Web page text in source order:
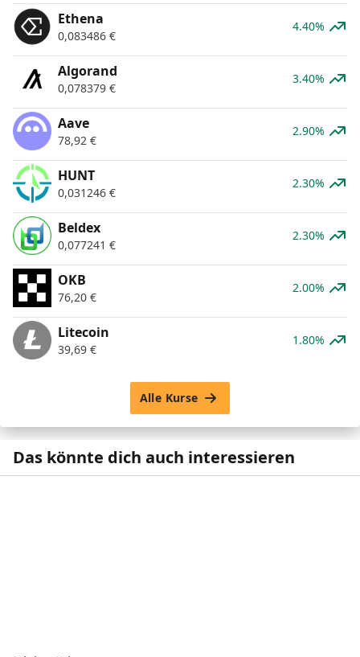
Ethena
0,083486 €
4.40%
Algorand
0,078379 €
3.40%
Aave
78,92 €
2.90%
HUNT
0,031246 €
2.30%
Beldex
0,077241 €
2.30%
OKB
76,20 €
2.00%
Litecoin
39,69 €
1.80%
Alle Kurse
Das könnte dich auch interessieren